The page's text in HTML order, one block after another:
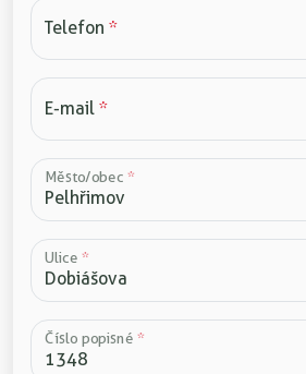
Telefon *
E-mail *
Město/obec *
Ulice*
Číslo popisné*